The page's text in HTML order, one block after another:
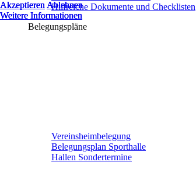
Hilfreiche Dokumente und Checklisten
Belegungspläne
Vereinsheimbelegung
Belegungsplan Sporthalle
Hallen Sondertermine
Akzeptieren Ablehnen
Weitere Informationen
Akzeptieren Ablehnen
Weitere Informationen
Akzeptieren Ablehnen
Weitere Informationen